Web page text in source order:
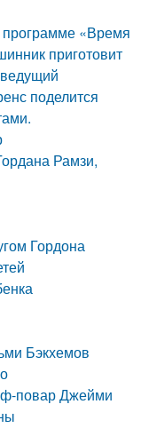
«Время
приготовит
поделится
Рамзи,
Гордона
Бэкхемов
повар Джейми